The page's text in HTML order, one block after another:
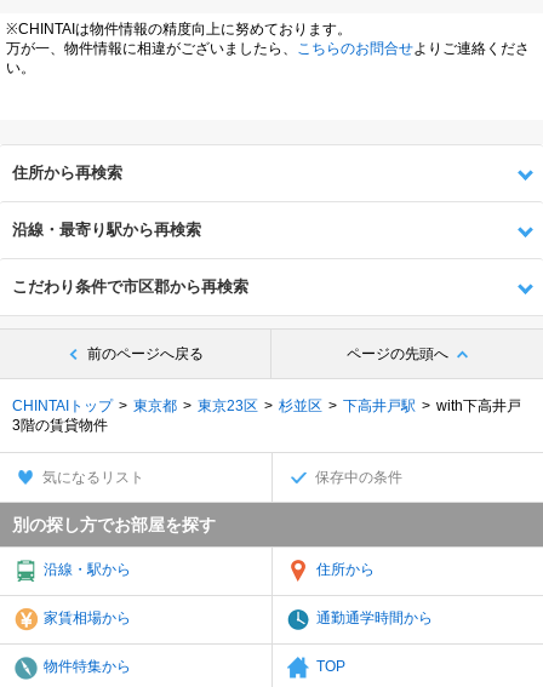
※CHINTAIは物件情報の精度向上に努めております。
万が一、物件情報に相違がございましたら、
こちらのお問合せよりご連絡くださ
い。
住所から再検索
沿線・最寄り駅から再検索
こだわり条件で市区郡から再検索
前のページへ戻る ページの先頭へ
CHINTAIトップ 東京都 東京23区 杉並区 下高井戸駅
with下高井戸
3階の賃貸物件
気になるリスト 保存中の条件
別の探し方でお部屋を探す
沿線・駅から 住所から
家賃相場から 通勤通学時間から
物件特集から TOP